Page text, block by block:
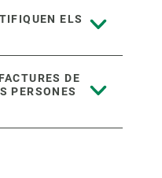
ELS
DE
PERSONES